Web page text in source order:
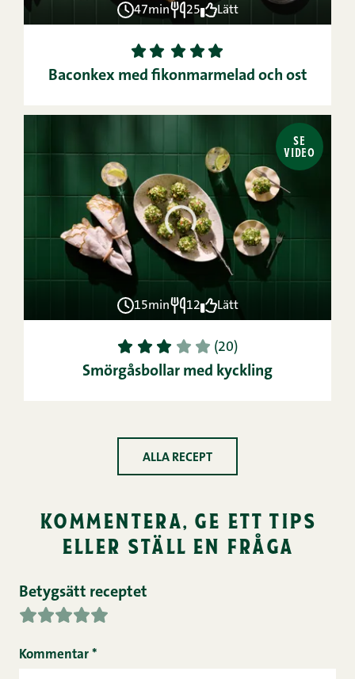
47min 25 Lätt
1 2 3 4
5
Baconkex med fikonmarmelad och ost
SE
VIDEO
15min 12 Lätt
1 2 3 4 5 (20)
Smörgåsbollar med kyckling
ALLA RECEPT
kommentera, ge ett tips
eller ställ en fråga
Betygsätt receptet
Kommentar *